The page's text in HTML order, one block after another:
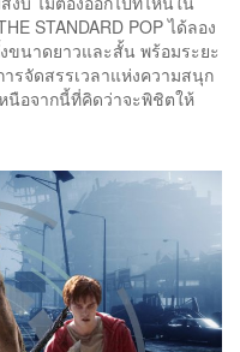
STANDARD POP ได้ลอง
นาดยาวและสั้น พร้อมระยะ
ารจัดสรรเวลาแห่งความสนุก
อจากนี้ที่คิดว่าจะพิชิตให้